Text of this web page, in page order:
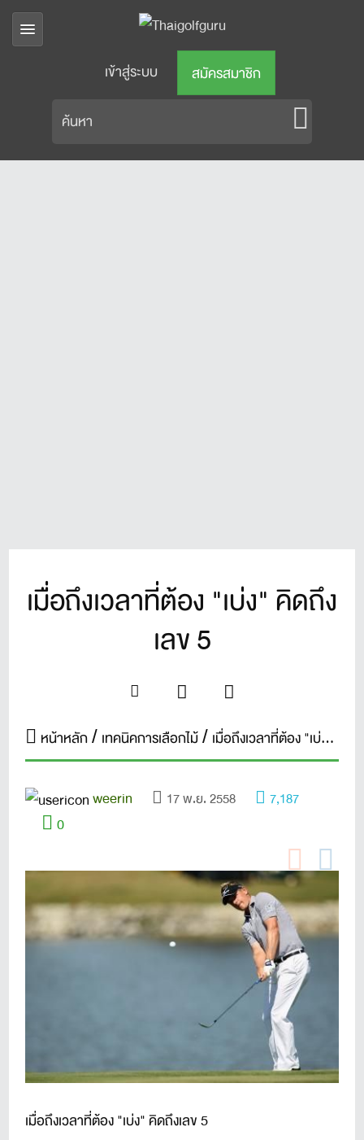
เข้าสู่ระบบ สมัครสมาชิก
เมื่อถึงเวลาที่ต้อง "เบ่ง" คิดถึง
เลข 5
หน้าหลัก เทคนิคการเลือกไม้ เมื่อถึงเวลาที่ต้อง "เบ่ง" คิดถึงเลข 5
weerin 17 พ.ย. 2558 7,187
0
เมื่อถึงเวลาที่ต้อง "เบ่ง" คิดถึงเลข 5